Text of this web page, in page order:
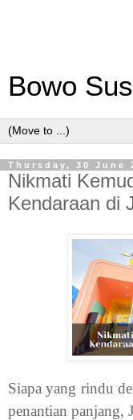
Bowo
Thursday, 30 June
Nikmati
Kendaraan di
Siapa yang rindu
penantian panjang,